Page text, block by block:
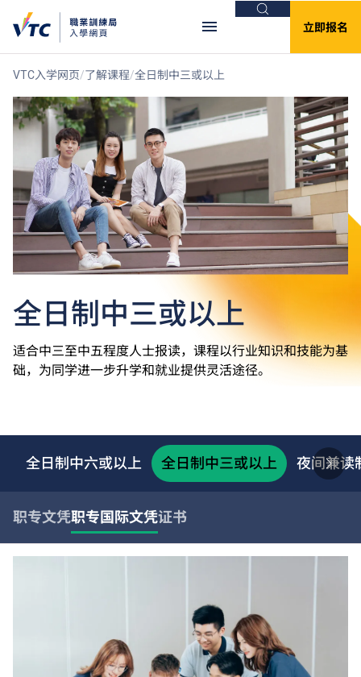
搜索
立即报名
VTC入学网页 了解课程 全日制中三或以上
全日制中三或以上
适合中三至中五程度人士报读，课程以行业知识和技能为基
础，为同学进一步升学和就业提供灵活途径。
全日制中六或以上 全日制中三或以上 夜间兼读
职专文凭职专国际文凭证书